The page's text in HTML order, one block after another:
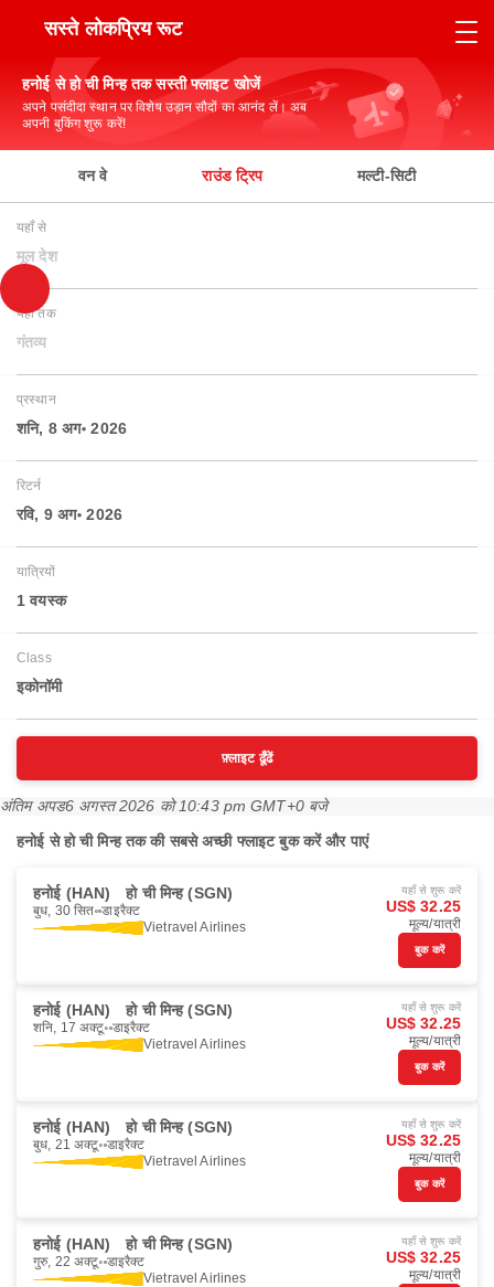
सस्ते लोकप्रिय रूट
हनोई से हो ची मिन्ह तक सस्ती फ्लाइट खोजें
अपने पसंदीदा स्थान पर विशेष उड़ान सौदों का आनंद लें। अब
अपनी बुकिंग शुरू करें!
वन वे राउंड ट्रिप मल्टी-सिटी
यहाँ से
मूल देश
यहाँ तक
गंतव्य
प्रस्थान
शनि, 8 अग॰ 2026
रिटर्न
रवि, 9 अग॰ 2026
यात्रियों
1 वयस्‍क
Class
इकोनॉमी
फ़्लाइट ढूँढें
अंतिम अपड6 अगस्त 2026 को 10:43 pm GMT+0 बजे
हनोई से हो ची मिन्ह तक की सबसे अच्छी फ्लाइट बुक करें और पाएं
हनोई (HAN) हो ची मिन्ह (SGN)
बुध, 30 सित॰ डाइरैक्ट
Vietravel Airlines
यहाँ से शुरू करें
US$ 32.25
मूल्य/यात्री
बुक करें
हनोई (HAN) हो ची मिन्ह (SGN)
शनि, 17 अक्टू॰ डाइरैक्ट
Vietravel Airlines
यहाँ से शुरू करें
US$ 32.25
मूल्य/यात्री
बुक करें
हनोई (HAN) हो ची मिन्ह (SGN)
बुध, 21 अक्टू॰ डाइरैक्ट
Vietravel Airlines
यहाँ से शुरू करें
US$ 32.25
मूल्य/यात्री
बुक करें
हनोई (HAN) हो ची मिन्ह (SGN)
गुरु, 22 अक्टू॰ डाइरैक्ट
Vietravel Airlines
यहाँ से शुरू करें
US$ 32.25
मूल्य/यात्री